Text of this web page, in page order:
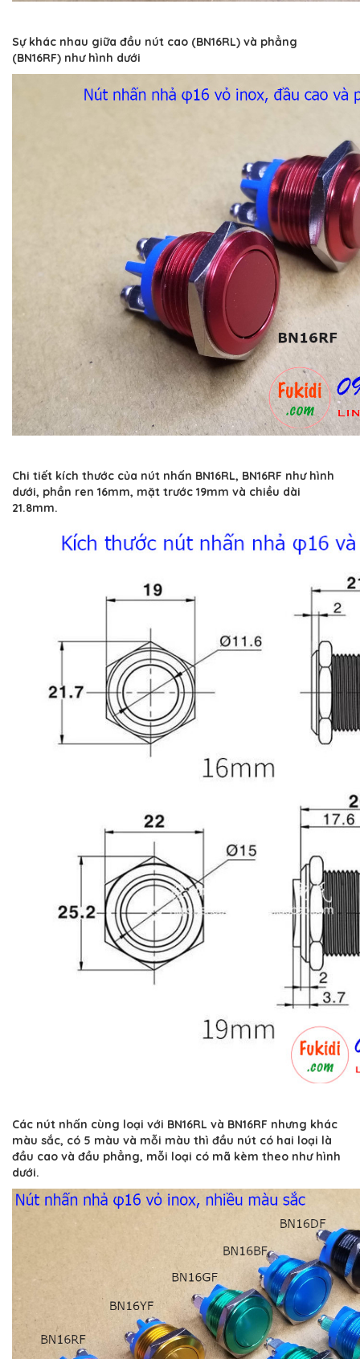
Sự khác nhau giữa đầu nút cao (BN16RL) và phẳng
(BN16RF) như hình dưới
Chi tiết kích thước của nút nhấn BN16RL, BN16RF như hình
dưới, phần ren 16mm, mặt trước 19mm và chiều dài
21.8mm.
Các nút nhấn cùng loại với BN16RL và BN16RF nhưng khác
màu sắc, có 5 màu và mỗi màu thì đầu nút có hai loại là
đầu cao và đầu phẳng, mỗi loại có mã kèm theo như hình
dưới.